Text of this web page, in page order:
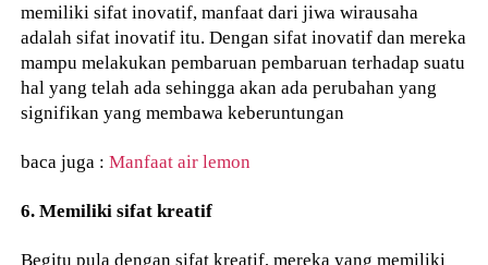
memiliki sifat inovatif, manfaat dari jiwa wirausaha
adalah sifat inovatif itu. Dengan sifat inovatif dan mereka
mampu melakukan pembaruan pembaruan terhadap suatu
hal yang telah ada sehingga akan ada perubahan yang
signifikan yang membawa keberuntungan
baca juga :Manfaat air lemon
6. Memiliki sifat kreatif
Begitu pula dengan sifat kreatif, mereka yang memiliki